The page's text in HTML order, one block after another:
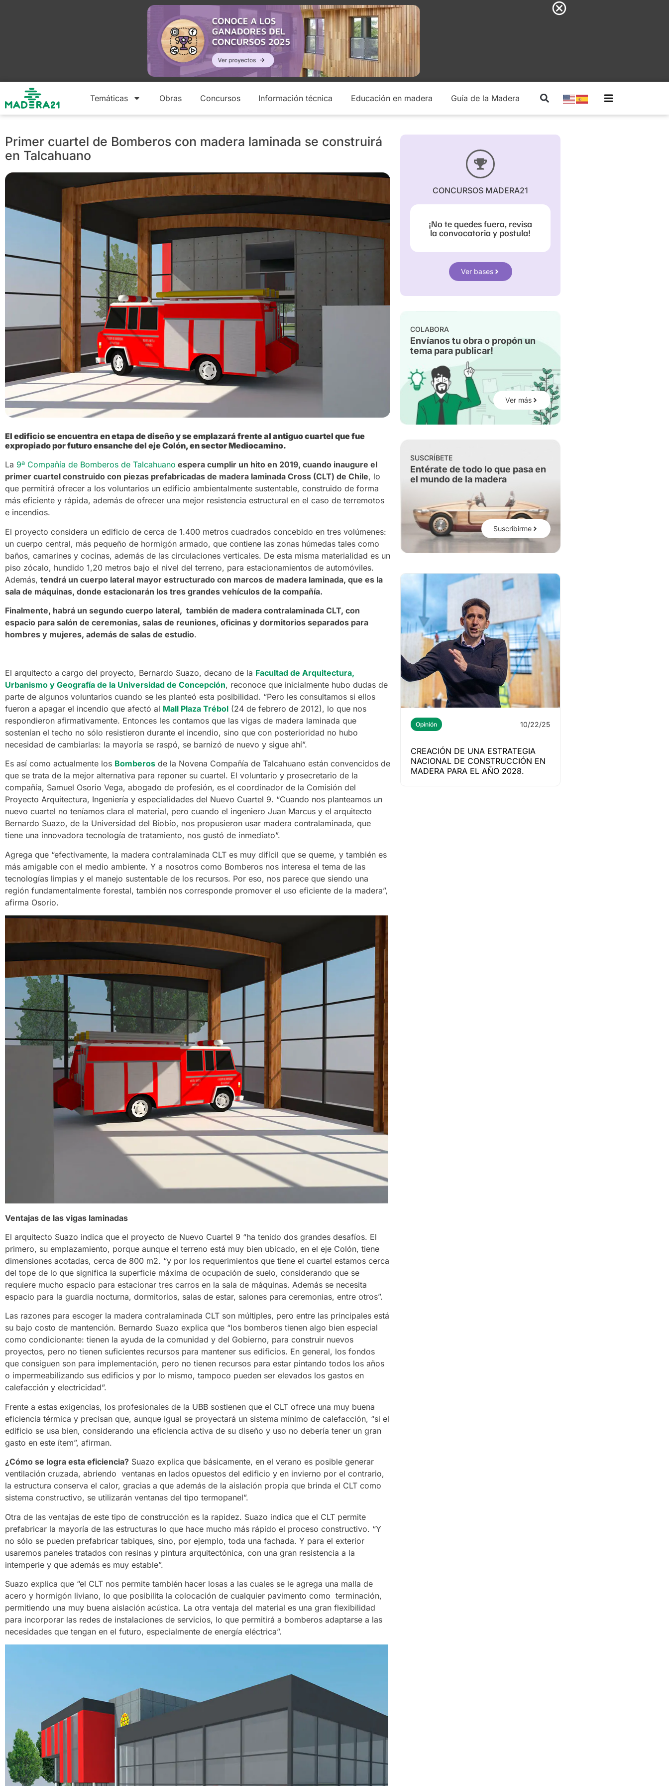
Temáticas Obras Concursos Información técnica Educación en madera Guía de la Madera
Primer cuartel de Bomberos con madera laminada se construirá
en Talcahuano
El edificio se encuentra en etapa de diseño y se emplazará frente al antiguo cuartel que fue
expropiado por futuro ensanche del eje Colón, en sector Mediocamino.
La 9ª Compañía de Bomberos de Talcahuano espera cumplir un hito en 2019, cuando inaugure el
primer cuartel construido con piezas prefabricadas de madera laminada Cross (CLT) de Chile, lo
que permitirá ofrecer a los voluntarios un edificio ambientalmente sustentable, construido de forma
más eficiente y rápida, además de ofrecer una mejor resistencia estructural en el caso de terremotos
e incendios.
El proyecto considera un edificio de cerca de 1.400 metros cuadrados concebido en tres volúmenes:
un cuerpo central, más pequeño de hormigón armado, que contiene las zonas húmedas tales como
baños, camarines y cocinas, además de las circulaciones verticales. De esta misma materialidad es un
piso zócalo, hundido 1,20 metros bajo el nivel del terreno, para estacionamientos de automóviles.
Además, tendrá un cuerpo lateral mayor estructurado con marcos de madera laminada, que es la
sala de máquinas, donde estacionarán los tres grandes vehículos de la compañía.
Finalmente, habrá un segundo cuerpo lateral, también de madera contralaminada CLT, con
espacio para salón de ceremonias, salas de reuniones, oficinas y dormitorios separados para
hombres y mujeres, además de salas de estudio.
El arquitecto a cargo del proyecto, Bernardo Suazo, decano de la Facultad de Arquitectura,
Urbanismo y Geografía de la Universidad de Concepción, reconoce que inicialmente hubo dudas de
parte de algunos voluntarios cuando se les planteó esta posibilidad. “Pero les consultamos si ellos
fueron a apagar el incendio que afectó al Mall Plaza Trébol (24 de febrero de 2012), lo que nos
respondieron afirmativamente. Entonces les contamos que las vigas de madera laminada que
sostenían el techo no sólo resistieron durante el incendio, sino que con posterioridad no hubo
necesidad de cambiarlas: la mayoría se raspó, se barnizó de nuevo y sigue ahí”.
Es así como actualmente los Bomberos de la Novena Compañía de Talcahuano están convencidos de
que se trata de la mejor alternativa para reponer su cuartel. El voluntario y prosecretario de la
compañía, Samuel Osorio Vega, abogado de profesión, es el coordinador de la Comisión del
Proyecto Arquitectura, Ingeniería y especialidades del Nuevo Cuartel 9. “Cuando nos planteamos un
nuevo cuartel no teníamos clara el material, pero cuando el ingeniero Juan Marcus y el arquitecto
Bernardo Suazo, de la Universidad del Biobío, nos propusieron usar madera contralaminada, que
tiene una innovadora tecnología de tratamiento, nos gustó de inmediato”.
Agrega que “efectivamente, la madera contralaminada CLT es muy difícil que se queme, y también es
más amigable con el medio ambiente. Y a nosotros como Bomberos nos interesa el tema de las
tecnologías limpias y el manejo sustentable de los recursos. Por eso, nos parece que siendo una
región fundamentalmente forestal, también nos corresponde promover el uso eficiente de la madera”,
afirma Osorio.
Ventajas de las vigas laminadas
El arquitecto Suazo indica que el proyecto de Nuevo Cuartel 9 “ha tenido dos grandes desafíos. El
primero, su emplazamiento, porque aunque el terreno está muy bien ubicado, en el eje Colón, tiene
dimensiones acotadas, cerca de 800 m2. “y por los requerimientos que tiene el cuartel estamos cerca
del tope de lo que significa la superficie máxima de ocupación de suelo, considerando que se
requiere mucho espacio para estacionar tres carros en la sala de máquinas. Además se necesita
espacio para la guardia nocturna, dormitorios, salas de estar, salones para ceremonias, entre otros”.
Las razones para escoger la madera contralaminada CLT son múltiples, pero entre las principales está
su bajo costo de mantención. Bernardo Suazo explica que “los bomberos tienen algo bien especial
como condicionante: tienen la ayuda de la comunidad y del Gobierno, para construir nuevos
proyectos, pero no tienen suficientes recursos para mantener sus edificios. En general, los fondos
que consiguen son para implementación, pero no tienen recursos para estar pintando todos los años
o impermeabilizando sus edificios y por lo mismo, tampoco pueden ser elevados los gastos en
calefacción y electricidad”.
Frente a estas exigencias, los profesionales de la UBB sostienen que el CLT ofrece una muy buena
eficiencia térmica y precisan que, aunque igual se proyectará un sistema mínimo de calefacción, “si el
edificio se usa bien, considerando una eficiencia activa de su diseño y uso no debería tener un gran
gasto en este ítem”, afirman.
¿Cómo se logra esta eficiencia? Suazo explica que básicamente, en el verano es posible generar
ventilación cruzada, abriendo ventanas en lados opuestos del edificio y en invierno por el contrario,
la estructura conserva el calor, gracias a que además de la aislación propia que brinda el CLT como
sistema constructivo, se utilizarán ventanas del tipo termopanel”.
Otra de las ventajas de este tipo de construcción es la rapidez. Suazo indica que el CLT permite
prefabricar la mayoría de las estructuras lo que hace mucho más rápido el proceso constructivo. “Y
no sólo se pueden prefabricar tabiques, sino, por ejemplo, toda una fachada. Y para el exterior
usaremos paneles tratados con resinas y pintura arquitectónica, con una gran resistencia a la
intemperie y que además es muy estable”.
Suazo explica que “el CLT nos permite también hacer losas a las cuales se le agrega una malla de
acero y hormigón liviano, lo que posibilita la colocación de cualquier pavimento como terminación,
permitiendo una muy buena aislación acústica. La otra ventaja del material es una gran flexibilidad
para incorporar las redes de instalaciones de servicios, lo que permitirá a bomberos adaptarse a las
necesidades que tengan en el futuro, especialmente de energía eléctrica”.
CONCURSOS MADERA21
¡No te quedes fuera, revisa
la convocatoria y postula!
Ver bases
COLABORA
Envíanos tu obra o propón un
tema para publicar!
Ver más
SUSCRÍBETE
Entérate de todo lo que pasa en
el mundo de la madera
Suscribirme
Opinión 10/22/25
CREACIÓN DE UNA ESTRATEGIA
NACIONAL DE CONSTRUCCIÓN EN
MADERA PARA EL AÑO 2028.